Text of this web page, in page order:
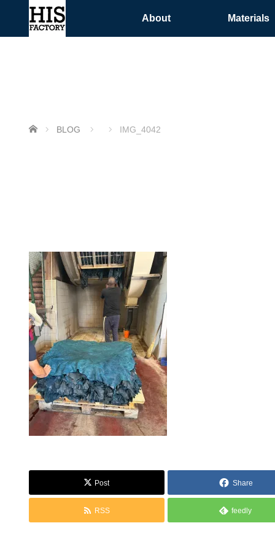
About Materials
ホーム BLOG IMG_4042
Post Share
RSS feedly